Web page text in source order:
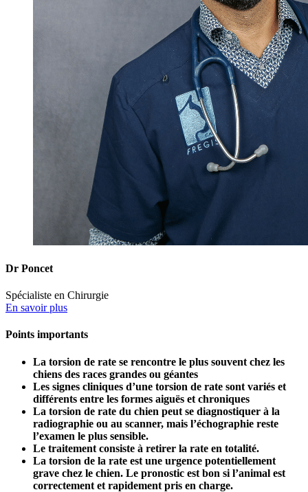
Dr Poncet
Spécialiste en Chirurgie
En savoir plus
Points importants
La torsion de rate se rencontre le plus souvent chez les
chiens des races grandes ou géantes
Les signes cliniques d’une torsion de rate sont variés et
différents entre les formes aiguës et chroniques
La torsion de rate du chien peut se diagnostiquer à la
radiographie ou au scanner, mais l’échographie reste
l’examen le plus sensible.
Le traitement consiste à retirer la rate en totalité.
La torsion de la rate est une urgence potentiellement
grave chez le chien. Le pronostic est bon si l’animal est
correctement et rapidement pris en charge.